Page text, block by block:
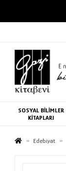
SOSYAL BİLİMLER
KİTAPLARI
Edebiyat